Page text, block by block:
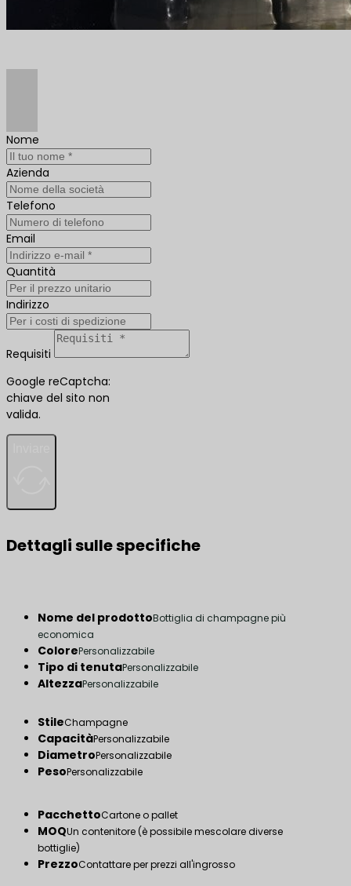
Nome
Azienda
Telefono
Email
Quantità
Indirizzo
Requisiti
Google reCaptcha:
chiave del sito non
valida.
Dettagli sulle specifiche
Nome del prodottoBottiglia di champagne più
economica
ColorePersonalizzabile
Tipo di tenutaPersonalizzabile
AltezzaPersonalizzabile
StileChampagne
CapacitàPersonalizzabile
DiametroPersonalizzabile
PesoPersonalizzabile
PacchettoCartone o pallet
MOQUn contenitore (è possibile mescolare diverse
bottiglie)
PrezzoContattare per prezzi all'ingrosso